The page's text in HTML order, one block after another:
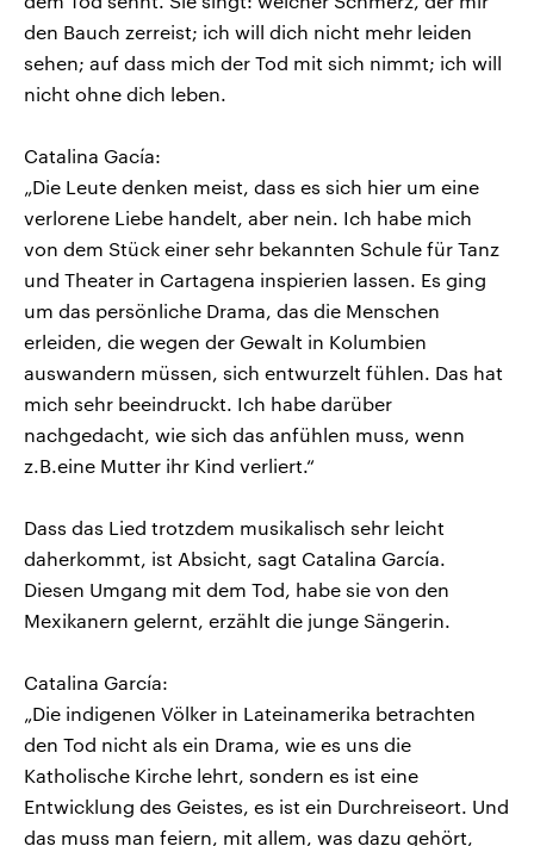
den Bauch zerreist; ich will dich nicht mehr leiden
sehen; auf dass mich der Tod mit sich nimmt; ich will
nicht ohne dich leben.
Catalina Gacía:
„Die Leute denken meist, dass es sich hier um eine
verlorene Liebe handelt, aber nein. Ich habe mich
von dem Stück einer sehr bekannten Schule für Tanz
und Theater in Cartagena inspierien lassen. Es ging
um das persönliche Drama, das die Menschen
erleiden, die wegen der Gewalt in Kolumbien
auswandern müssen, sich entwurzelt fühlen. Das hat
mich sehr beeindruckt. Ich habe darüber
nachgedacht, wie sich das anfühlen muss, wenn
z.B.eine Mutter ihr Kind verliert.“
Dass das Lied trotzdem musikalisch sehr leicht
daherkommt, ist Absicht, sagt Catalina García.
Diesen Umgang mit dem Tod, habe sie von den
Mexikanern gelernt, erzählt die junge Sängerin.
Catalina García:
„Die indigenen Völker in Lateinamerika betrachten
den Tod nicht als ein Drama, wie es uns die
Katholische Kirche lehrt, sondern es ist eine
Entwicklung des Geistes, es ist ein Durchreiseort. Und
das muss man feiern, mit allem, was dazu gehört,